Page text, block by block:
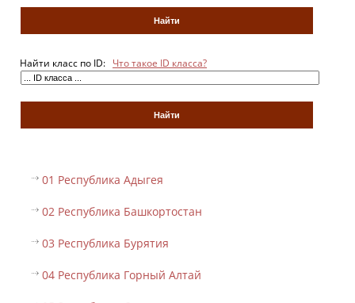
Найти класс по ID: Что такое ID класса?
01 Республика Адыгея
02 Республика Башкортостан
03 Республика Бурятия
04 Республика Горный Алтай